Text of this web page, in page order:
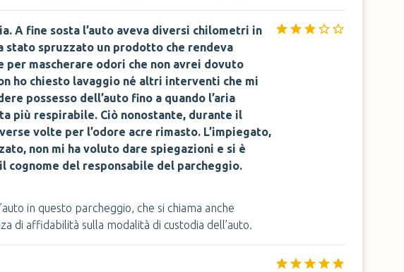
A fine sosta l’auto aveva diversi chilometri in
stato spruzzato un prodotto che rendeva
per mascherare odori che non avrei dovuto
ho chiesto lavaggio né altri interventi che mi
possesso dell’auto fino a quando l’aria
più respirabile. Ciò nonostante, durante il
volte per l’odore acre rimasto. L’impiegato,
non mi ha voluto dare spiegazioni e si è
cognome del responsabile del parcheggio.
in questo parcheggio, che si chiama anche
di affidabilità sulla modalità di custodia dell’auto.